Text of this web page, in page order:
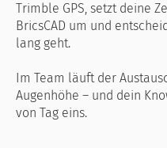
Trimble GPS, setzt deine
BricsCAD um und
lang geht.
Im Team läuft der
Augenhöhe – und dein
von Tag eins.